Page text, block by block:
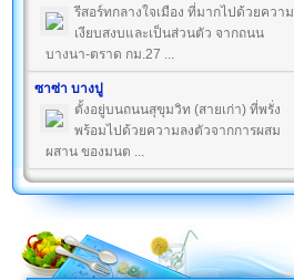
รีสอร์ทกลางใจเมือง ที่มากไปด้วยความ
เงียบสงบและเป็นส่วนตัว จากถนน
บางนา-ตราด กม.27 ...
ซาซ่า บางปู
ตั้งอยู่บนถนนสุขุมวิท (สายเก่า) ที่พรั่ง
พร้อมไปด้วยความลงตัวจากการผสม
ผสาน ของมนต ...